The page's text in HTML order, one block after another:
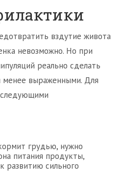
вздутие живота
невозможно. Но при
реально сделать
выраженными. Для
следующими
грудью, нужно
питания продукты,
развитию сильного